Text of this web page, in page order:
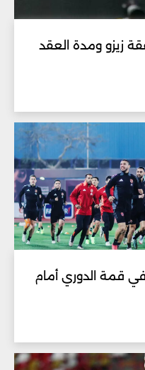
زيزو ومدة العقد
في قمة الدوري أمام